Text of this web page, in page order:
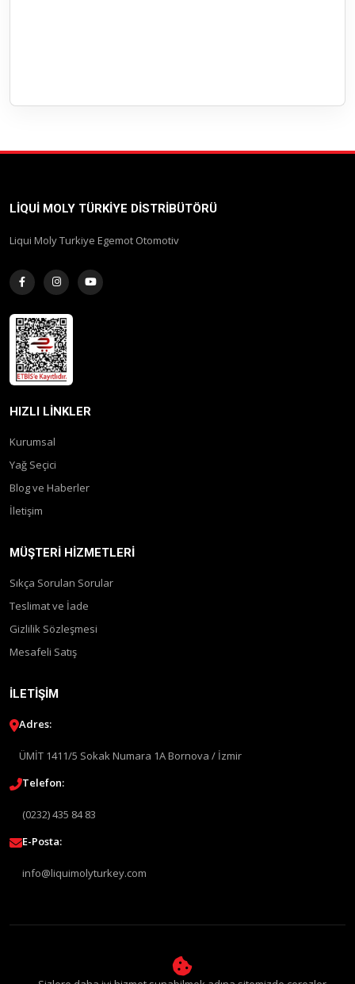
LIQUI MOLY TÜRKIYE DISTRIBÜTÖRÜ
Liqui Moly Turkiye Egemot Otomotiv
HIZLI LINKLER
Kurumsal
Yağ Seçici
Blog ve Haberler
İletişim
MÜŞTERI HIZMETLERI
Sıkça Sorulan Sorular
Teslimat ve İade
Gizlilik Sözleşmesi
Mesafeli Satış
İLETIŞIM
Adres:
ÜMİT 1411/5 Sokak Numara 1A Bornova / İzmir
Telefon:
(0232) 435 84 83
E-Posta:
info@liquimolyturkey.com